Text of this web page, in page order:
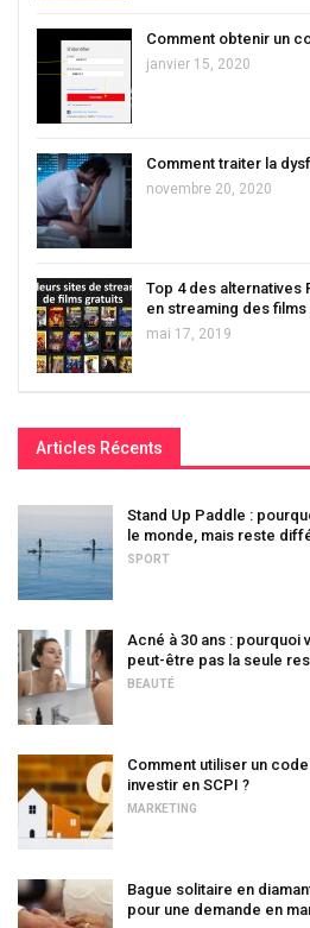
Comment obtenir un
janvier 15, 2020
Comment traiter la
novembre 20, 2020
Top 4 des
en streaming des
mai 17, 2019
Articles Récents
Stand Up Paddle :
le monde, mais reste
SPORT
Acné à 30 ans : pourquoi
peut-être pas la seule
BEAUTÉ
Comment utiliser un
investir en SCPI ?
MARKETING
Bague solitaire en
pour une demande en